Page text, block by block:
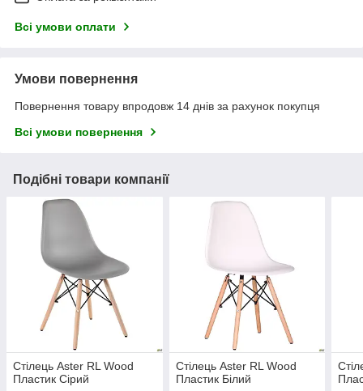
Всі умови оплати
Умови повернення
Повернення товару впродовж 14 днів за рахунок покупця
Всі умови повернення
Подібні товари компанії
Стілець Aster RL Wood
Пластик Сірий
Стілець Aster RL Wood
Пластик Білий